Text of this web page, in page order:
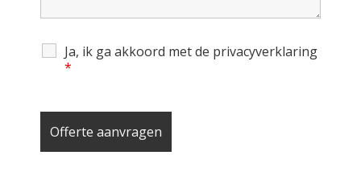
Ja, ik ga akkoord met de privacyverklaring
*